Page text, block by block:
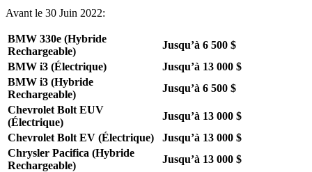
Avant le 30 Juin 2022:
BMW 330e (Hybride
Rechargeable)
Jusqu’à 6 500 $
BMW i3 (Électrique)
Jusqu’à 13 000 $
BMW i3 (Hybride
Rechargeable)
Jusqu’à 6 500 $
Chevrolet Bolt EUV
(Électrique)
Jusqu’à 13 000 $
Chevrolet Bolt EV (Électrique)
Jusqu’à 13 000 $
Chrysler Pacifica (Hybride
Rechargeable)
Jusqu’à 13 000 $